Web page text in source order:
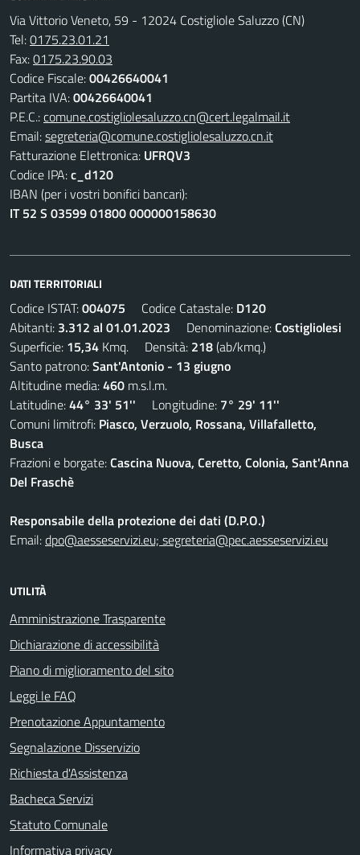
Via Vittorio Veneto, 59 - 12024 Costigliole Saluzzo (CN)
Tel:0175.23.01.21
Fax:0175.23.90.03
Codice Fiscale:00426640041
Partita IVA:00426640041
P.E.C.:comune.costigliolesaluzzo.cn@cert.legalmail.it
Email:segreteria@comune.costigliolesaluzzo.cn.it
Fatturazione Elettronica: UFRQV3
Codice IPA:c_d120
IBAN (per i vostri bonifici bancari):
IT 52 S 03599 01800 000000158630
DATI TERRITORIALI
Codice ISTAT:004075 Codice Catastale: D120
Abitanti: 3.312 al 01.01.2023 Denominazione:Costigliolesi
Superficie: 15,34 Kmq. Densità: 218(ab/kmq.)
Santo patrono:Sant'Antonio - 13 giugno
Altitudine media:460 m.s.l.m.
Latitudine:44° 33' 51'' Longitudine: 7° 29' 11''
Comuni limitrofi: Piasco, Verzuolo, Rossana, Villafalletto,
Busca
Frazioni e borgate:Cascina Nuova, Ceretto, Colonia, Sant'Anna
Del Fraschè
Responsabile della protezione dei dati (D.P.O.)
Email:dpo@aesseservizi.eu; segreteria@pec.aesseservizi.eu
UTILITÀ
Amministrazione Trasparente
Dichiarazione di accessibilità
Piano di miglioramento del sito
Leggi le FAQ
Prenotazione Appuntamento
Segnalazione Disservizio
Richiesta d'Assistenza
Bacheca Servizi
Statuto Comunale
Informativa privacy